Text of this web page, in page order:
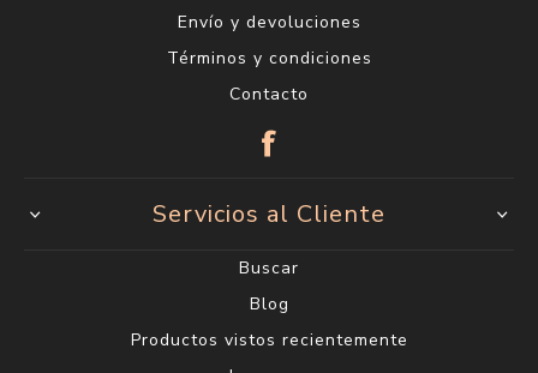
Envío y devoluciones
Términos y condiciones
Contacto
Servicios al Cliente
Buscar
Blog
Productos vistos recientemente